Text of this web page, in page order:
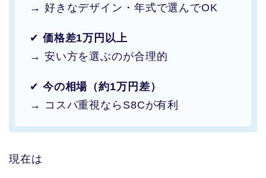
→ 好きなデザイン・年式で選んでOK
✔ 価格差1万円以上
→ 安い方を選ぶのが合理的
✔ 今の相場（約1万円差）
→ コスパ重視ならS8Cが有利
現在は